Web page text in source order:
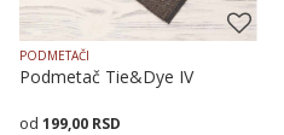
PODMETAČI
Podmetač Tie&Dye IV
199,00 RSD